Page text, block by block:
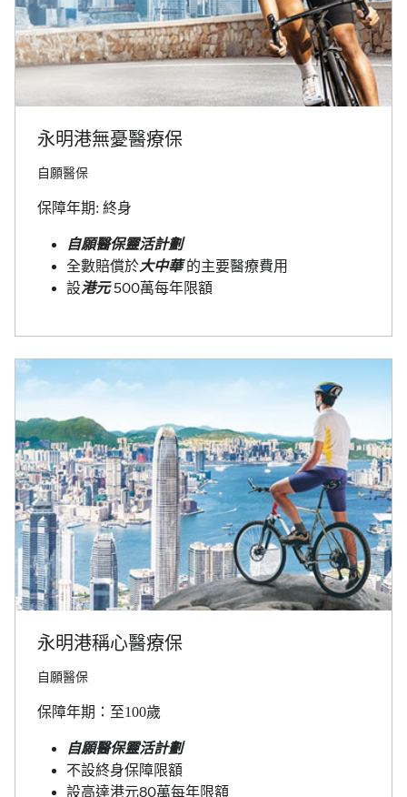
永明港無憂醫療保
自願醫保
保障年期: 終身
自願醫保靈活計劃
全數賠償於大中華的主要醫療費用
設港元500萬每年限額
永明港稱心醫療保
自願醫保
保障年期：至100歲
自願醫保靈活計劃
不設終身保障限額
設高達港元80萬每年限額